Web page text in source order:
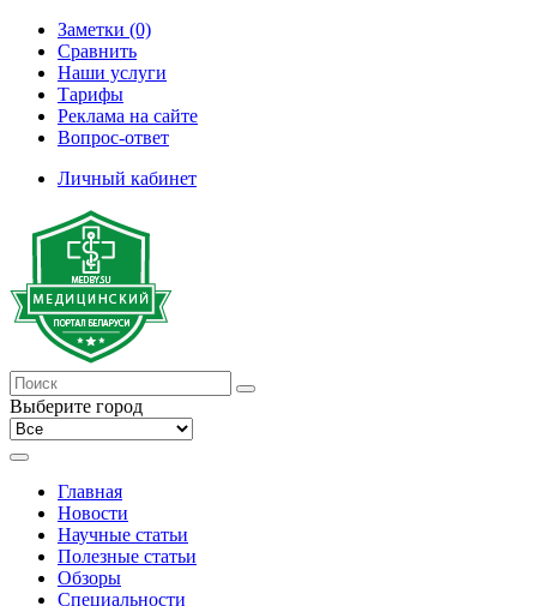
Заметки (0)
Сравнить
Наши услуги
Тарифы
Реклама на сайте
Вопрос-ответ
Личный кабинет
Выберите город
Главная
Новости
Научные статьи
Полезные статьи
Обзоры
Специальности